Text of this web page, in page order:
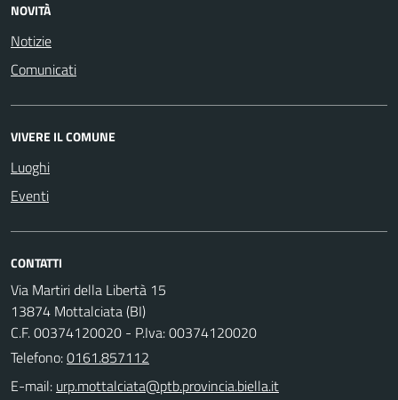
NOVITÀ
Notizie
Comunicati
VIVERE IL COMUNE
Luoghi
Eventi
CONTATTI
Via Martiri della Libertà 15
13874 Mottalciata (BI)
C.F. 00374120020 - P.Iva: 00374120020
Telefono:0161.857112
E-mail: